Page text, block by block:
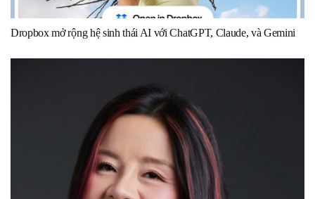
Dropbox mở rộng hệ sinh thái AI với ChatGPT, Claude, và Gemini